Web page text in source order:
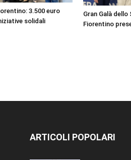
3.500 euro
solidali
Gran Galà
Fiorentino
ARTICOLI POPOLARI